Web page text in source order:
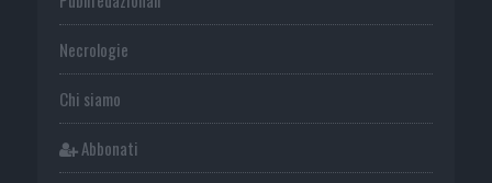
Necrologie
Chi siamo
Abbonati